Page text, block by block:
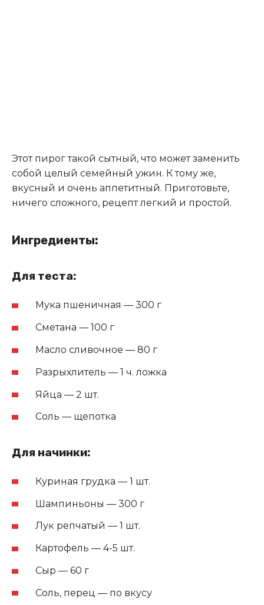
Этот пирог такой сытный, что может заменить
собой целый семейный ужин. К тому же,
вкусный и очень аппетитный. Приготовьте,
ничего сложного, рецепт легкий и простой.
Ингредиенты:
Для теста:
Мука пшеничная — 300 г
Сметана — 100 г
Масло сливочное — 80 г
Разрыхлитель — 1 ч. ложка
Яйца — 2 шт.
Соль — щепотка
Для начинки:
Куриная грудка — 1 шт.
Шампиньоны — 300 г
Лук репчатый — 1 шт.
Картофель — 4-5 шт.
Сыр — 60 г
Соль, перец — по вкусу